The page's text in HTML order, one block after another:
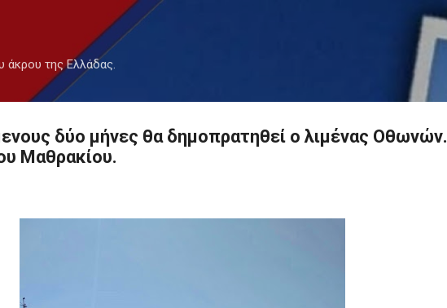
Μετάβαση στο κύριο περιεχόμενο
άκρου της Ελλάδας.
δύο μήνες θα δημοπρατηθεί ο λιμένας Οθωνών.
Μαθρακίου.